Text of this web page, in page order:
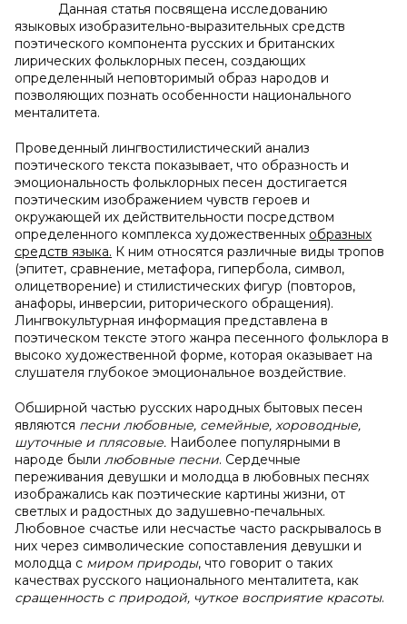
Данная статья посвящена исследованию
языковых изобразительно-выразительных средств
поэтического компонента русских и британских
лирических фольклорных песен, создающих
определенный неповторимый образ народов и
позволяющих познать особенности национального
менталитета.
Проведенный лингвостилистический анализ
поэтического текста показывает, что образность и
эмоциональность фольклорных песен достигается
поэтическим изображением чувств героев и
окружающей их действительности посредством
определенного комплекса художественных образных
средств языка. К ним относятся различные виды тропов
(эпитет, сравнение, метафора, гипербола, символ,
олицетворение) и стилистических фигур (повторов,
анафоры, инверсии, риторического обращения).
Лингвокультурная информация представлена в
поэтическом тексте этого жанра песенного фольклора в
высоко художественной форме, которая оказывает на
слушателя глубокое эмоциональное воздействие.
Обширной частью русских народных бытовых песен
являются песни любовные, семейные, хороводные,
шуточные и плясовые. Наиболее популярными в
народе были любовные песни. Сердечные
переживания девушки и молодца в любовных песнях
изображались как поэтические картины жизни, от
светлых и радостных до задушевно-печальных.
Любовное счастье или несчастье часто раскрывалось в
них через символические сопоставления девушки и
молодца с миром природы, что говорит о таких
качествах русского национального менталитета, как
сращенность с природой, чуткое восприятие красоты.